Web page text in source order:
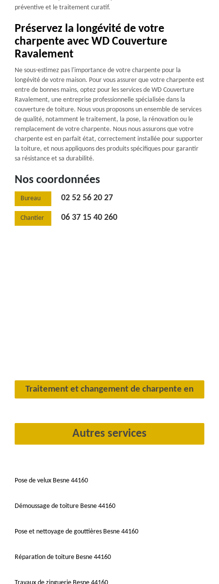
préventive et le traitement curatif.
Préservez la longévité de votre
charpente avec WD Couverture
Ravalement
Ne sous-estimez pas l'importance de votre charpente pour la
longévité de votre maison. Pour vous assurer que votre charpente est
entre de bonnes mains, optez pour les services de WD Couverture
Ravalement, une entreprise professionnelle spécialisée dans la
couverture de toiture. Nous vous proposons un ensemble de services
de qualité, notamment le traitement, la pose, la rénovation ou le
remplacement de votre charpente. Nous nous assurons que votre
charpente est en parfait état, correctement installée pour supporter
la toiture, et nous appliquons des produits spécifiques pour garantir
sa résistance et sa durabilité.
Nos coordonnées
Bureau 02 52 56 20 27
Chantier 06 37 15 40 260
Traitement et changement de charpente en
Autres services
Pose de velux Besne 44160
Démoussage de toiture Besne 44160
Pose et nettoyage de gouttières Besne 44160
Réparation de toiture Besne 44160
Travaux de zinguerie Besne 44160